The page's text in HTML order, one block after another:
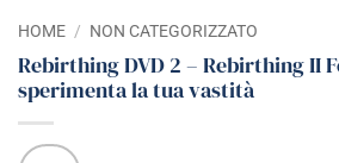
HOME / NON CATEGORIZZATO
Rebirthing DVD 2 – Rebirthing II
sperimenta la tua vastità